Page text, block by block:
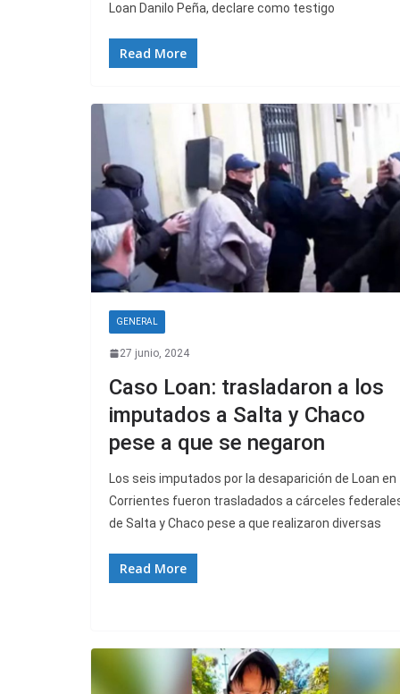
Loan Danilo Peña, declare como testigo
Read More
GENERAL
27 junio, 2024
Caso Loan: trasladaron a los
imputados a Salta y Chaco
pese a que se negaron
Los seis imputados por la desaparición de Loan en
Corrientes fueron trasladados a cárceles
de Salta y Chaco pese a que realizaron diversas
Read More